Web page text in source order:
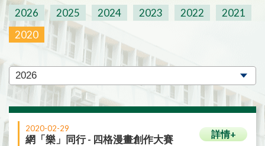
2026 2025 2024 2023 2022
2021
2020
2020-02-29
網「樂」同行 - 四格漫畫創作大賽 詳情+